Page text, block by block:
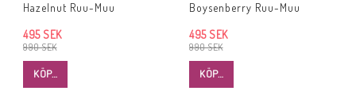
Hazelnut Ruu-Muu
990 SEK
495 SEK
KÖP…
Boysenberry Ruu-Muu
990 SEK
495 SEK
KÖP…